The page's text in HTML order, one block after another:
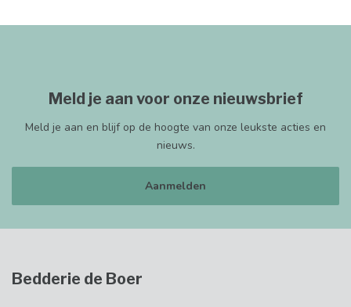
Meld je aan voor onze nieuwsbrief
Meld je aan en blijf op de hoogte van onze leukste acties en
nieuws.
Aanmelden
Bedderie de Boer